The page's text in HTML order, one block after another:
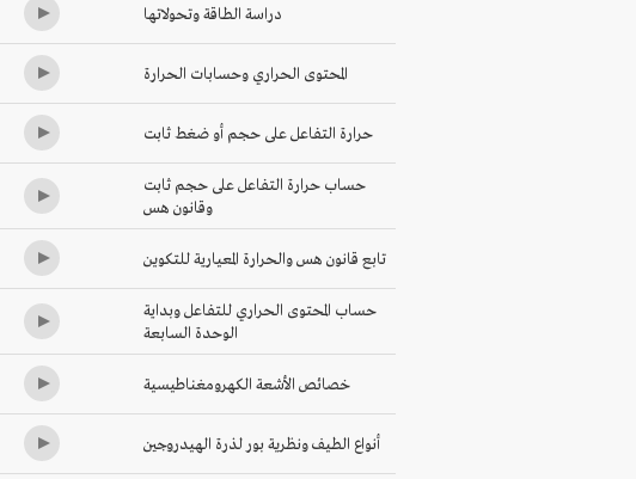
دراسة الطاقة وتحولاتها
المحتوى الحراري وحسابات الحرارة
حرارة التفاعل على حجم أو ضغط ثابت
حساب حرارة التفاعل على حجم ثابت
وقانون هس
تابع قانون هس والحرارة المعيارية للتكوين
حساب المحتوى الحراري للتفاعل وبداية
الوحدة السابعة
خصائص الأشعة الكهرومغناطيسية
أنواع الطيف ونظرية بور لذرة الهيدروجين